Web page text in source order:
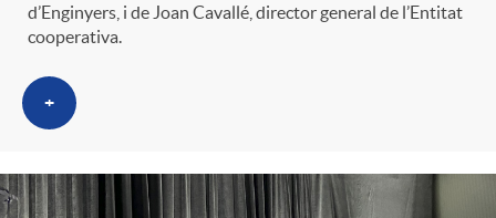
d’Enginyers, i de Joan Cavallé, director general de l’Entitat
cooperativa.
+